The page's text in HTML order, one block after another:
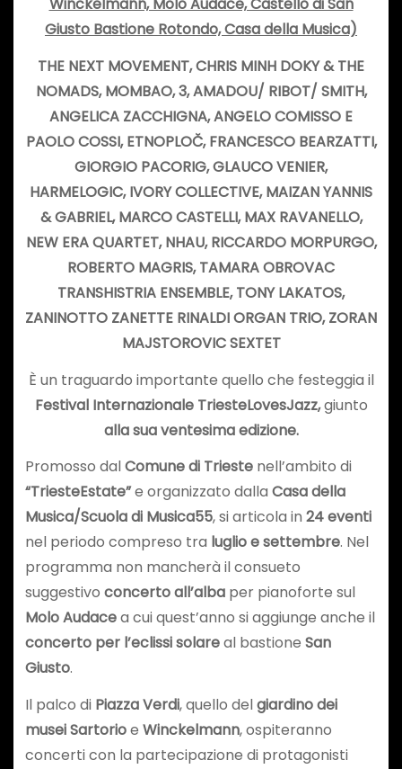
Giusto Bastione Rotondo, Casa della Musica)
THE NEXT MOVEMENT, CHRIS MINH DOKY & THE
NOMADS, MOMBAO,3, AMADOU/ RIBOT/ SMITH,
ANGELICA ZACCHIGNA, ANGELO COMISSO E
PAOLO COSSI, ETNOPLOČ, FRANCESCO BEARZATTI,
GIORGIO PACORIG, GLAUCO VENIER,
HARMELOGIC, IVORY COLLECTIVE, MAIZAN YANNIS
& GABRIEL, MARCO CASTELLI, MAX RAVANELLO,
NEW ERA QUARTET, NHAU, RICCARDO MORPURGO,
ROBERTO MAGRIS, TAMARA OBROVAC
TRANSHISTRIA ENSEMBLE, TONY LAKATOS,
ZANINOTTO ZANETTE RINALDI ORGAN TRIO, ZORAN
MAJSTOROVIC SEXTET
È un traguardo importante quello che festeggia il
Festival Internazionale TriesteLovesJazz,giunto
alla sua ventesima edizione.
Promosso dalComune di Triestenell’ambito di
“TriesteEstate”e organizzato dalla Casa della
Musica/Scuola di Musica55, si articola in 24 eventi
nel periodo compreso tra luglio e settembre. Nel
programma non mancherà il consueto
suggestivo concerto all’albaper pianoforte sul
Molo Audacea cui quest’anno si aggiunge anche il
concerto per l’eclissi solareal bastione San
Giusto.
Il palco di Piazza Verdi, quello delgiardino dei
musei Sartorioe Winckelmann, ospiteranno
concerti con la partecipazione di protagonisti